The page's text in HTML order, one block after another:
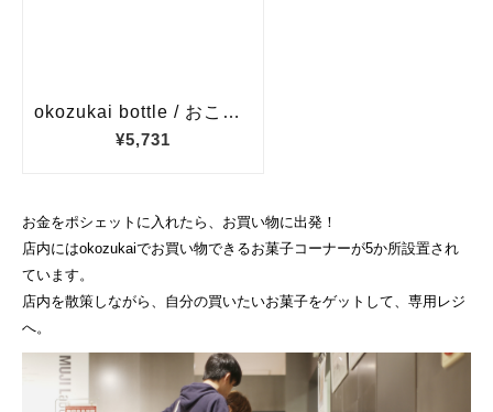
お金をポシェットに入れたら、お買い物に出発！
店内にはokozukaiでお買い物できるお菓子コーナーが5か所設置され
ています。
店内を散策しながら、自分の買いたいお菓子をゲットして、専用レジ
へ。